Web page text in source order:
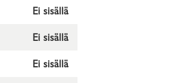
Ei sisällä
Ei sisällä
Ei sisällä